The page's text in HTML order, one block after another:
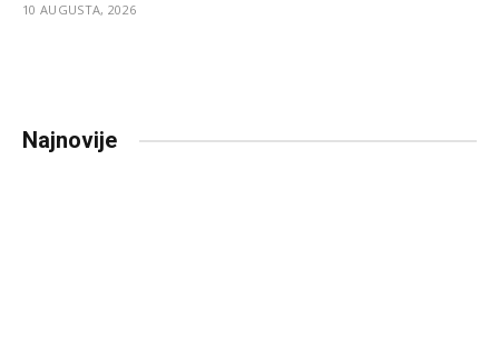
10 AUGUSTA, 2026
Najnovije